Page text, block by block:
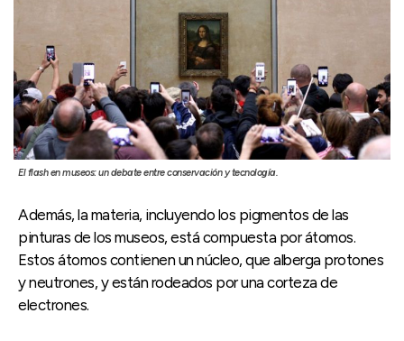
El flash en museos: un debate entre conservación y tecnología.
Además, la materia, incluyendo los pigmentos de las
pinturas de los museos, está compuesta por átomos.
Estos átomos contienen un núcleo, que alberga protones
y neutrones, y están rodeados por una corteza de
electrones.